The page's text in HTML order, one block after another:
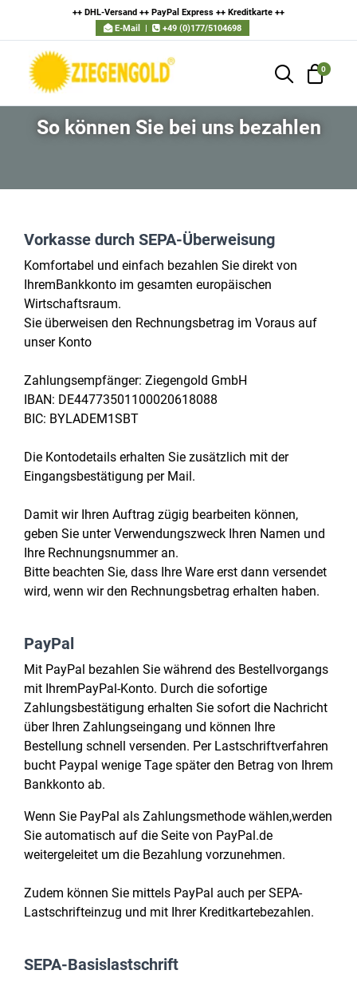
++ DHL-Versand ++ PayPal Express ++ Kreditkarte ++
E-Mail
| +49 (0)177/5104698
0
So können Sie bei uns bezahlen
Vorkasse durch SEPA-Überweisung
Komfortabel und einfach bezahlen Sie direkt von
IhremBankkonto im gesamten europäischen
Wirtschaftsraum.
Sie überweisen den Rechnungsbetrag im Voraus auf
unser Konto
Zahlungsempfänger: Ziegengold GmbH
IBAN: DE44773501100020618088
BIC: BYLADEM1SBT
Die Kontodetails erhalten Sie zusätzlich mit der
Eingangsbestätigung per Mail.
Damit wir Ihren Auftrag zügig bearbeiten können,
geben Sie unter Verwendungszweck Ihren Namen und
Ihre Rechnungsnummer an.
Bitte beachten Sie, dass Ihre Ware erst dann versendet
wird, wenn wir den Rechnungsbetrag erhalten haben.
PayPal
Mit PayPal bezahlen Sie während des Bestellvorgangs
mit IhremPayPal-Konto. Durch die sofortige
Zahlungsbestätigung erhalten Sie sofort die Nachricht
über Ihren Zahlungseingang und können Ihre
Bestellung schnell versenden. Per Lastschriftverfahren
bucht Paypal wenige Tage später den Betrag von Ihrem
Bankkonto ab.
Wenn Sie PayPal als Zahlungsmethode wählen,werden
Sie automatisch auf die Seite von PayPal.de
weitergeleitet um die Bezahlung vorzunehmen.
Zudem können Sie mittels PayPal auch per SEPA-
Lastschrifteinzug und mit Ihrer Kreditkartebezahlen.
SEPA-Basislastschrift